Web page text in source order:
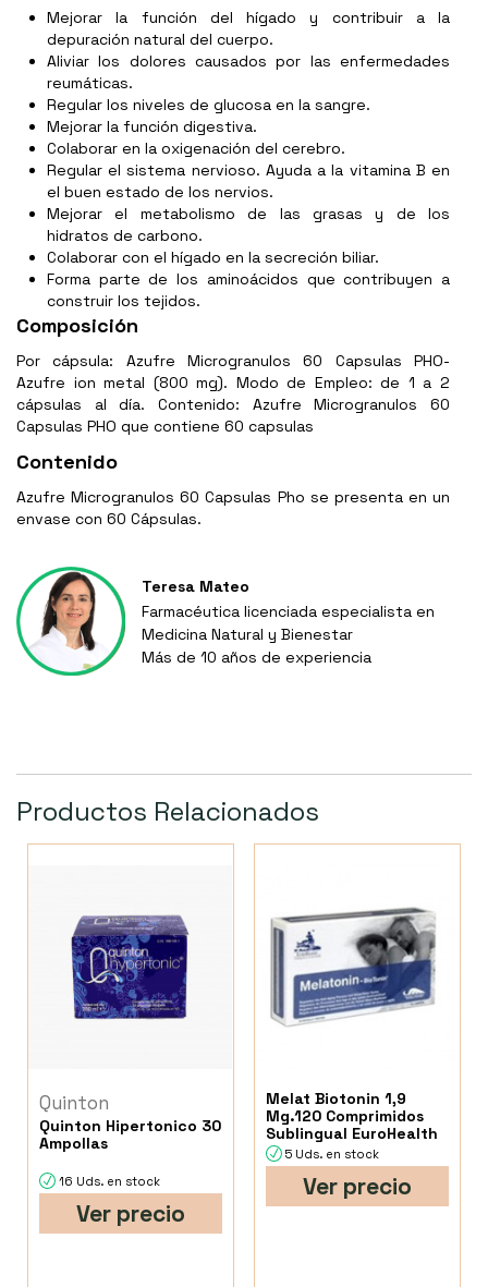
Mejorar la función del hígado y contribuir a la
depuración natural del cuerpo.
Aliviar los dolores causados por las enfermedades
reumáticas.
Regular los niveles de glucosa en la sangre.
Mejorar la función digestiva.
Colaborar en la oxigenación del cerebro.
Regular el sistema nervioso. Ayuda a la vitamina B en
el buen estado de los nervios.
Mejorar el metabolismo de las grasas y de los
hidratos de carbono.
Colaborar con el hígado en la secreción biliar.
Forma parte de los aminoácidos que contribuyen a
construir los tejidos.
Composición
Por cápsula: Azufre Microgranulos 60 Capsulas PHO-
Azufre ion metal (800 mg). Modo de Empleo: de 1 a 2
cápsulas al día. Contenido: Azufre Microgranulos 60
Capsulas PHO que contiene 60 capsulas
Contenido
Azufre Microgranulos 60 Capsulas Pho se presenta en un
envase con 60 Cápsulas.
Teresa Mateo
Farmacéutica licenciada especialista en
Medicina Natural y Bienestar
Más de 10 años de experiencia
Productos Relacionados
Quinton
Quinton Hipertonico 30
Ampollas
16 Uds. en stock
Ver precio
Melat Biotonin 1,9
Mg.120 Comprimidos
Sublingual EuroHealth
5 Uds. en stock
Ver precio